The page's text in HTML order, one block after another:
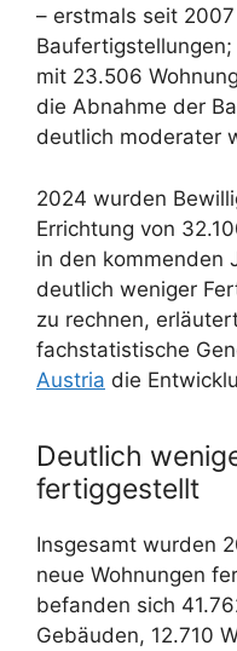
– erstmals seit
mit 23.506
die Abnahme der
deutlich moderater
2024 wurden
Errichtung von
in den kommenden
deutlich weniger
zu rechnen,
fachstatistische
Austria die
Deutlich
fertiggestellt
Insgesamt wurden
neue Wohnungen
befanden sich
Gebäuden, 12.710